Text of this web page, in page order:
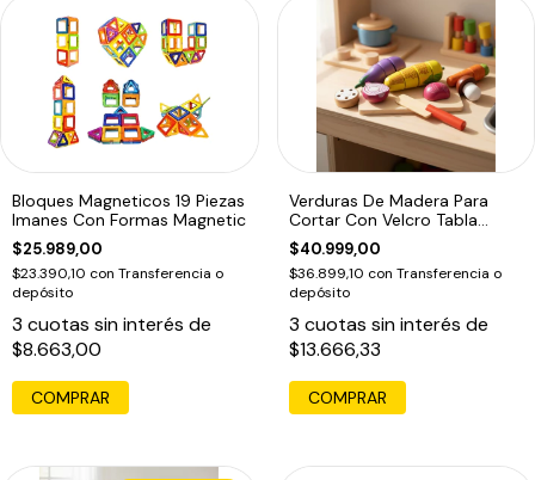
Bloques Magneticos 19 Piezas
Imanes Con Formas Magnetic
$25.989,00
$23.390,10 con Transferencia o
depósito
3 cuotas sin interés de
$8.663,00
COMPRAR
Verduras De Madera Para
Cortar Con Velcro Tabla
Acool 6654
$40.999,00
$36.899,10 con Transferencia o
depósito
3 cuotas sin interés de
$13.666,33